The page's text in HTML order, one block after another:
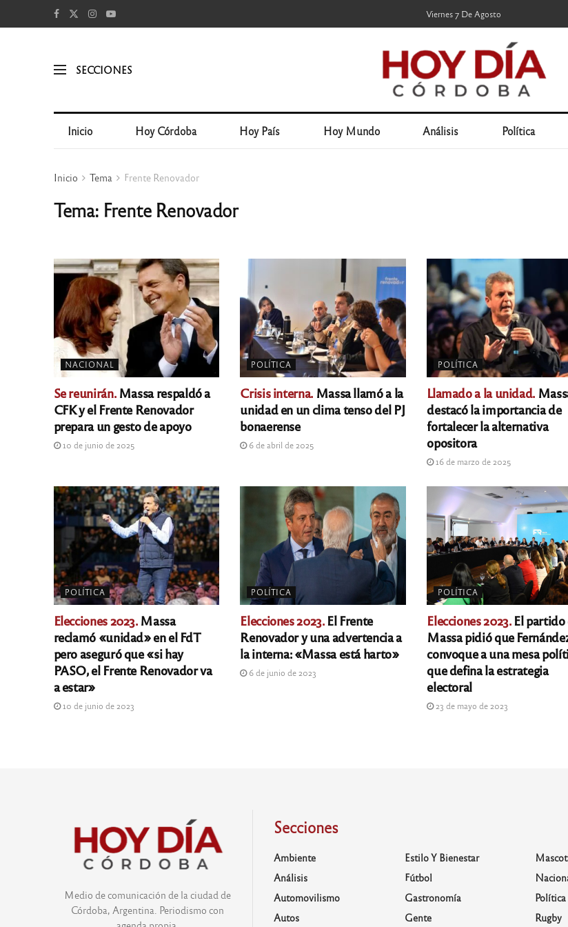
Viernes 7 De Agosto
SECCIONES
Inicio Hoy Córdoba Hoy País Hoy Mundo Análisis Política
Inicio Tema Frente Renovador
Tema: Frente Renovador
NACIONAL
Se reunirán.Massa respaldó a
CFK y el Frente Renovador
prepara un gesto de apoyo
10 de junio de 2025
POLÍTICA
Crisis interna.Massa llamó a la
unidad en un clima tenso del PJ
bonaerense
6 de abril de 2025
POLÍTICA
Llamado a la unidad.
destacó la importancia de
fortalecer la alternativa
opositora
16 de marzo de 2025
POLÍTICA
Elecciones 2023.Massa
reclamó «unidad» en el FdT
pero aseguró que «si hay
PASO, el Frente Renovador va
a estar»
10 de junio de 2023
POLÍTICA
Elecciones 2023.El Frente
Renovador y una advertencia a
la interna: «Massa está harto»
6 de junio de 2023
POLÍTICA
Elecciones 2023.El partido
Massa pidió que
convoque a una mesa
que defina la estrategia
electoral
23 de mayo de 2023
Medio de comunicación de la ciudad de
Córdoba, Argentina. Periodismo con
Secciones
Ambiente
Análisis
Automovilismo
Autos
Estilo Y Bienestar
Fútbol
Gastronomía
Gente
Política
Rugby